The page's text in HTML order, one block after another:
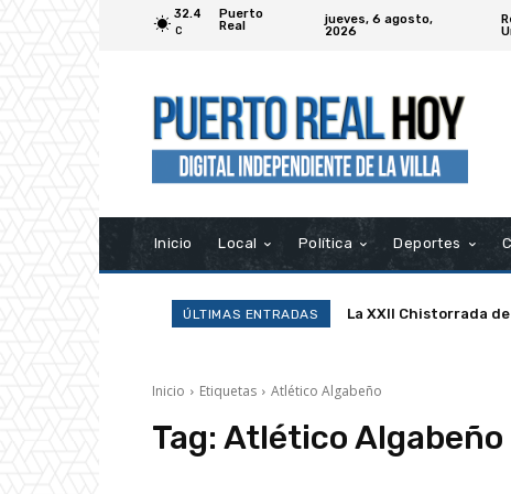
32.4
C
Puerto
Real
jueves, 6 agosto,
2026
Inicio Local Política Deportes
ÚLTIMAS ENTRADAS La XXII Chistorrada
Inicio Etiquetas Atlético Algabeño
Tag: Atlético Algabeño